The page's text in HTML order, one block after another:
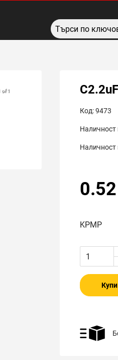
of 1
Код:9473
Наличност
Наличност
0.52
KPMP
Купи